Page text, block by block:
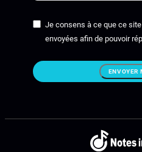
Je consens à ce que ce
envoyées afin de pouvoir
ENVOYER